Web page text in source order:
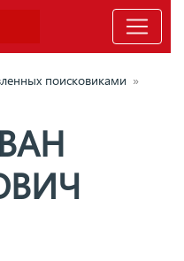
поисковиками »